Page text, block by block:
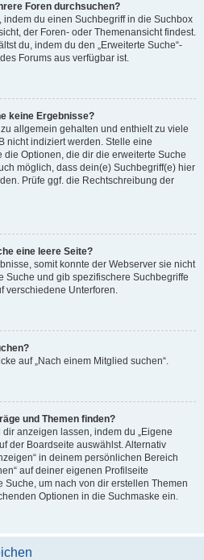
Foren durchsuchen?
indem du einen Suchbegriff in die Suchbox
der Foren- oder Themenansicht findest.
du, indem du den „Erweiterte Suche“-
Forums aus verfügbar ist.
keine Ergebnisse?
allgemein gehalten und enthielt zu viele
nicht indiziert werden. Stelle eine
Optionen, die dir die erweiterte Suche
möglich, dass dein(e) Suchbegriff(e) hier
Prüfe ggf. die Rechtschreibung der
eine leere Seite?
somit konnte der Webserver sie nicht
Suche und gib spezifischere Suchbegriffe
verschiedene Unterforen.
auf „Nach einem Mitglied suchen“.
und Themen finden?
anzeigen lassen, indem du „Eigene
der Boardseite auswählst. Alternativ
in deinem persönlichen Bereich
auf deiner eigenen Profilseite
um nach von dir erstellen Themen
Optionen in die Suchmaske ein.